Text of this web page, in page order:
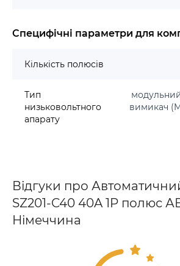
Специфічні параметри для
Кількість полюсів
Тип
низьковольтного
апарату
вимикач
Відгуки про
SZ201-C40 40A 1P полюс
Німеччина